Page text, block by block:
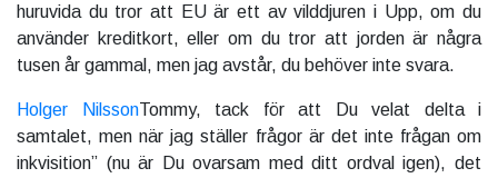
huruvida du tror att EU är ett av vilddjuren i Upp, om du
använder kreditkort, eller om du tror att jorden är några
tusen år gammal, men jag avstår, du behöver inte svara.
Holger NilssonTommy, tack för att Du velat delta i
samtalet, men när jag ställer frågor är det inte frågan om
inkvisition” (nu är Du ovarsam med ditt ordval igen), det